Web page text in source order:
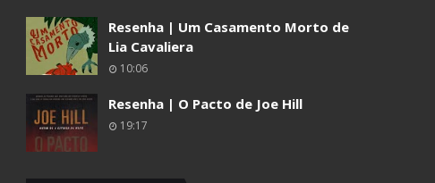
Resenha | Um Casamento Morto de
Lia Cavaliera
10:06
Resenha | O Pacto de Joe Hill
19:17